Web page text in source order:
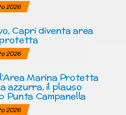
2026
Capri diventa area
protetta
2026
Marina Protetta
azzurra, il plauso
Punta Campanella
2026